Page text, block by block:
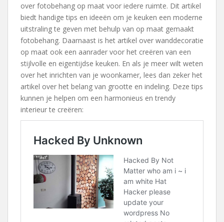
over fotobehang op maat voor iedere ruimte. Dit artikel
biedt handige tips en ideeën om je keuken een moderne
uitstraling te geven met behulp van op maat gemaakt
fotobehang. Daarnaast is het artikel over wanddecoratie
op maat ook een aanrader voor het creëren van een
stijlvolle en eigentijdse keuken. En als je meer wilt weten
over het inrichten van je woonkamer, lees dan zeker het
artikel over het belang van grootte en indeling. Deze tips
kunnen je helpen om een harmonieus en trendy
interieur te creëren: